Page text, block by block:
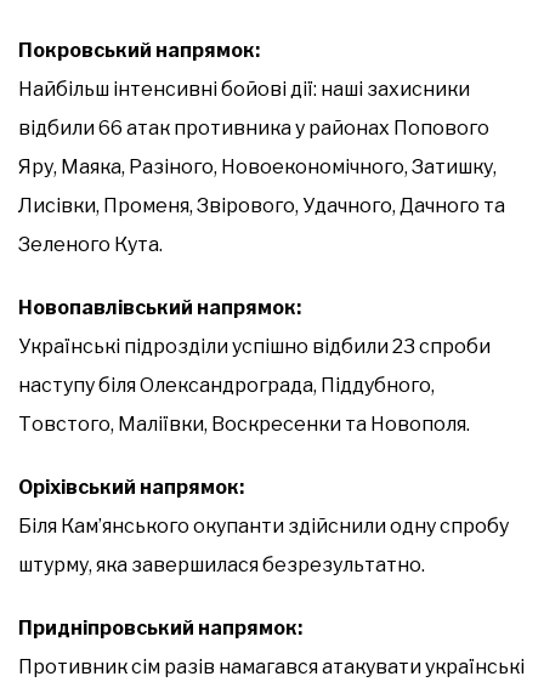
Покровський напрямок:
Найбільш інтенсивні бойові дії: наші захисники
відбили 66 атак противника у районах Попового
Яру, Маяка, Разіного, Новоекономічного, Затишку,
Лисівки, Променя, Звірового, Удачного, Дачного та
Зеленого Кута.
Новопавлівський напрямок:
Українські підрозділи успішно відбили 23 спроби
наступу біля Олександрограда, Піддубного,
Товстого, Маліївки, Воскресенки та Новополя.
Оріхівський напрямок:
Біля Кам’янського окупанти здійснили одну спробу
штурму, яка завершилася безрезультатно.
Придніпровський напрямок:
Противник сім разів намагався атакувати українські